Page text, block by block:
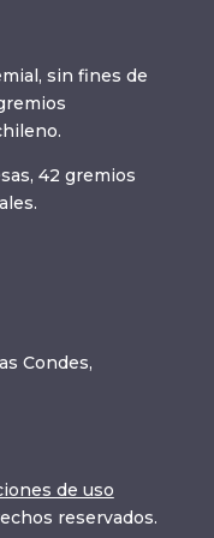
sin fines de
42 gremios
Condes,
de uso
reservados.